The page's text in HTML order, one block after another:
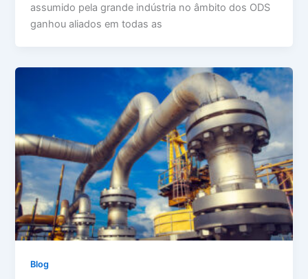
assumido pela grande indústria no âmbito dos ODS
ganhou aliados em todas as
Blog